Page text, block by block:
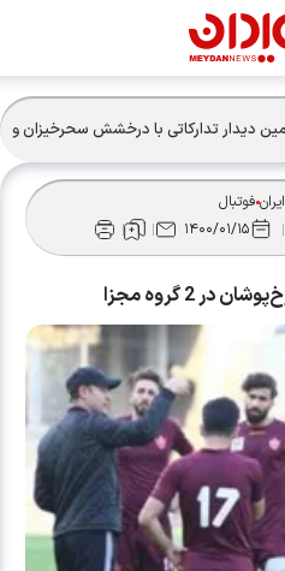
دیدار تدارکاتی با درخشش سحرخیزان و
فوتبال
۱۴۰۰/۰۱/۱۵
2 گروه مجزا